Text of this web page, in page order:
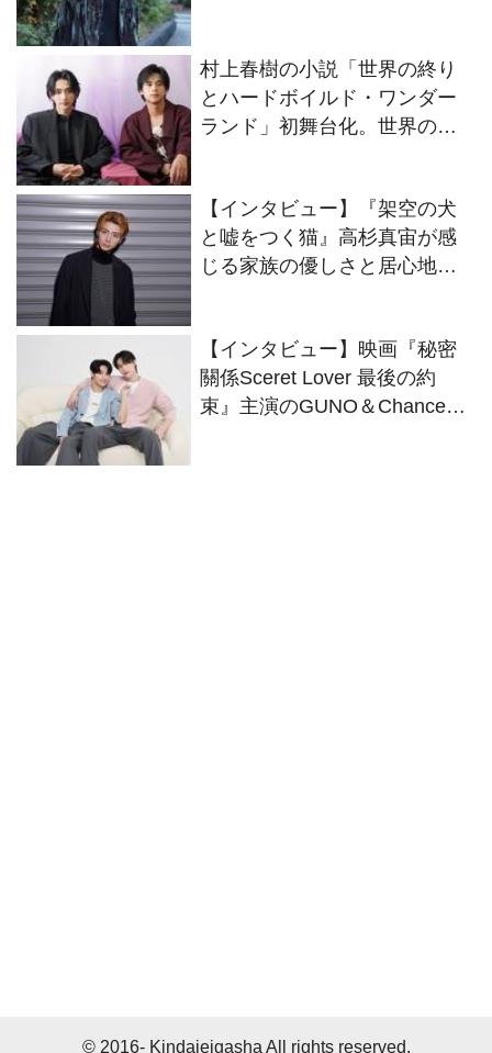
村上春樹の小説「世界の終り
とハードボイルド・ワンダー
ランド」初舞台化。世界の終
のWキャストにインタビュー
【インタビュー】『架空の犬
と嘘をつく猫』高杉真宙が感
じる家族の優しさと居心地の
【インタビュー】映画『秘密
關係Sceret Lover 最後の約
束』主演のGUNO＆Chanceが
© 2016- Kindaieigasha All rights reserved.